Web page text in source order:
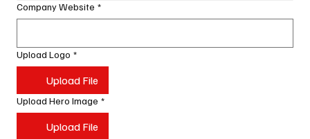
Company Website *
Upload Logo *
Upload File
Upload Hero Image *
Upload File